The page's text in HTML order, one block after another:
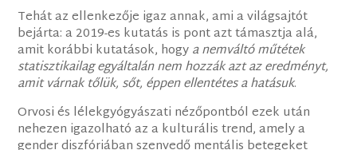
Tehát az ellenkezője igaz annak, ami a világsajtót
bejárta: a 2019-es kutatás is pont azt támasztja alá,
amit korábbi kutatások, hogya nemváltó műtétek
statisztikailag egyáltalán nem hozzák azt az eredményt,
amit várnak tőlük, sőt, éppen ellentétes a hatásuk.
Orvosi és lélekgyógyászati nézőpontból ezek után
nehezen igazolható az a kulturális trend, amely a